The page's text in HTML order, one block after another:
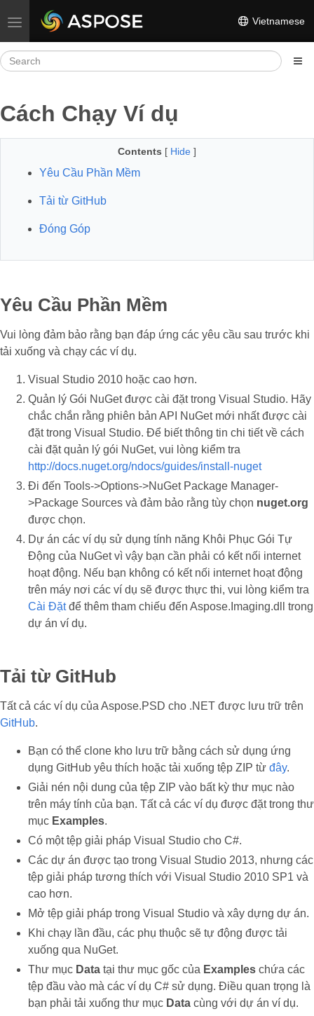
Toggle navigation Vietnamese
Cách Chạy Ví dụ
Contents [ Hide ]
Yêu Cầu Phần Mềm
Tải từ GitHub
Đóng Góp
Yêu Cầu Phần Mềm
Vui lòng đảm bảo rằng bạn đáp ứng các yêu cầu sau trước khi
tải xuống và chạy các ví dụ.
Visual Studio 2010 hoặc cao hơn.
Quản lý Gói NuGet được cài đặt trong Visual Studio. Hãy
chắc chắn rằng phiên bản API NuGet mới nhất được cài
đặt trong Visual Studio. Để biết thông tin chi tiết về cách
cài đặt quản lý gói NuGet, vui lòng kiểm tra
http://docs.nuget.org/ndocs/guides/install-nuget
Đi đến Tools->Options->NuGet Package Manager-
>Package Sources và đảm bảo rằng tùy chọn nuget.org
được chọn.
Dự án các ví dụ sử dụng tính năng Khôi Phục Gói Tự
Động của NuGet vì vậy bạn cần phải có kết nối internet
hoạt động. Nếu bạn không có kết nối internet hoạt động
trên máy nơi các ví dụ sẽ được thực thi, vui lòng kiểm tra
Cài Đặtđể thêm tham chiếu đến Aspose.Imaging.dll trong
dự án ví dụ.
Tải từ GitHub
Tất cả các ví dụ của Aspose.PSD cho .NET được lưu trữ trên
GitHub.
Bạn có thể clone kho lưu trữ bằng cách sử dụng ứng
dụng GitHub yêu thích hoặc tải xuống tệp ZIP từ đây.
Giải nén nội dung của tệp ZIP vào bất kỳ thư mục nào
trên máy tính của bạn. Tất cả các ví dụ được đặt trong thư
mục Examples.
Có một tệp giải pháp Visual Studio cho C#.
Các dự án được tạo trong Visual Studio 2013, nhưng các
tệp giải pháp tương thích với Visual Studio 2010 SP1 và
cao hơn.
Mở tệp giải pháp trong Visual Studio và xây dựng dự án.
Khi chạy lần đầu, các phụ thuộc sẽ tự động được tải
xuống qua NuGet.
Thư mục Data tại thư mục gốc của Examples chứa các
tệp đầu vào mà các ví dụ C# sử dụng. Điều quan trọng là
bạn phải tải xuống thư mục Data cùng với dự án ví dụ.